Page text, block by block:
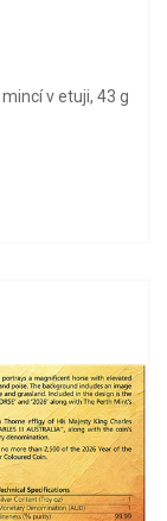
v etuji, 43 g